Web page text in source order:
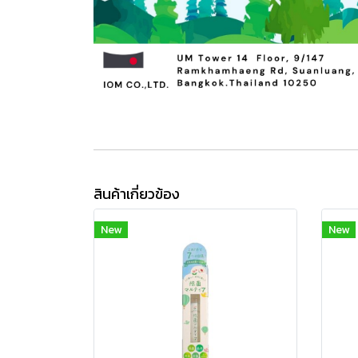
สินค้าเกี่ยวข้อง
New New